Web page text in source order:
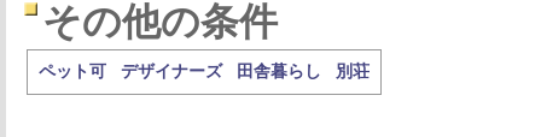
その他の条件
ペット可 デザイナーズ 田舎暮らし 別荘